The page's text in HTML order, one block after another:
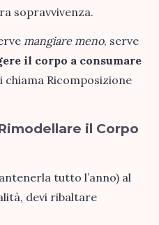
sopravvivenza.
mangiare meno, serve
il corpo a consumare
chiama Ricomposizione
il Corpo
tutto l’anno) al
devi ribaltare